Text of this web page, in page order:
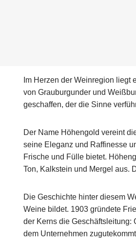
Im Herzen der Weinregion
von Grauburgunder und
geschaffen, der die Sinne
Der Name Höhengold vereint
seine Eleganz und Raffinesse
Frische und Fülle bietet.
Ton, Kalkstein und Mergel aus.
Die Geschichte hinter diesem
Weine bildet. 1903 gründete
der Kerns die Geschäftsleitung:
dem Unternehmen